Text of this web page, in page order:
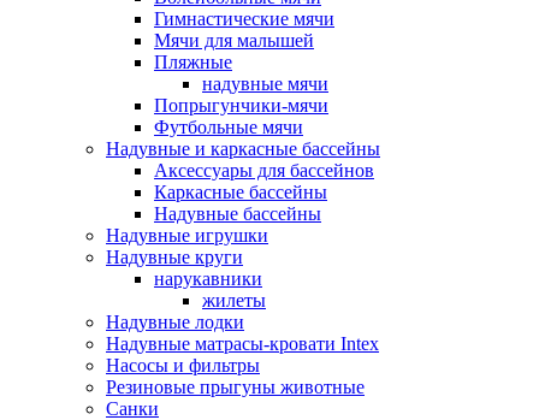
Гимнастические мячи
Мячи для малышей
Пляжные
надувные мячи
Попрыгунчики-мячи
Футбольные мячи
Надувные и каркасные бассейны
Аксессуары для бассейнов
Каркасные бассейны
Надувные бассейны
Надувные игрушки
Надувные круги
нарукавники
жилеты
Надувные лодки
Надувные матрасы-кровати Intex
Насосы и фильтры
Резиновые прыгуны животные
Санки